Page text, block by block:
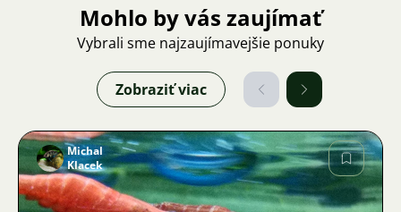
Mohlo by vás zaujímať
Vybrali sme najzaujímavejšie ponuky
Zobraziť viac
Michal
Klacek